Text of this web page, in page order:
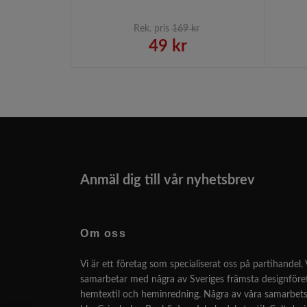
Rek. pris 169 kr
49 kr
Anmäl dig till vår nyhetsbrev
Om oss
Vi är ett företag som specialiserat oss på partihandel.
samarbetar med några av Sveriges främsta
hemtextil och heminredning. Några av våra